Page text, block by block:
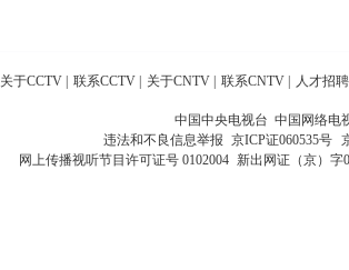
关于CCTV 联系CCTV 关于CNTV 联系CNTV 人才招聘
中国中央电视台 中国网络电
违法和不良信息举报 京ICP证060535号
网上传播视听节目许可证号 0102004 新出网证（京）